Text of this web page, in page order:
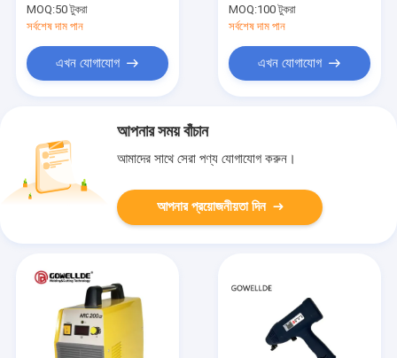
MOQ:50 টুকরা
সর্বশেষ দাম পান
এখন যোগাযোগ
MOQ:100 টুকরা
সর্বশেষ দাম পান
এখন যোগাযোগ
আপনার সময় বাঁচান
আমাদের সাথে সেরা পণ্য যোগাযোগ করুন।
আপনার প্রয়োজনীয়তা দিন